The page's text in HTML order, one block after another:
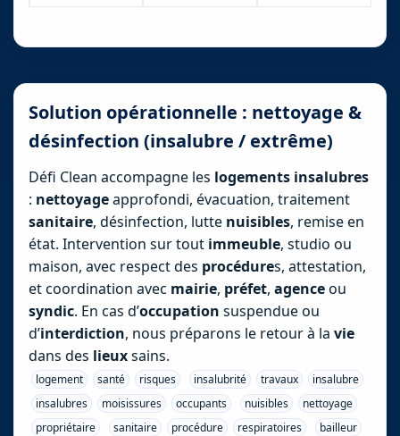
Solution opérationnelle : nettoyage &
désinfection (insalubre / extrême)
Défi Clean accompagne les logements insalubres
: nettoyageapprofondi, évacuation, traitement
sanitaire, désinfection, lutte nuisibles, remise en
état. Intervention sur tout immeuble, studio ou
maison, avec respect des procédures, attestation,
et coordination avec mairie, préfet, agenceou
syndic. En cas d’occupation suspendue ou
d’interdiction, nous préparons le retour à la vie
dans des lieuxsains.
logement santé risques insalubrité travaux
insalubre
insalubres
moisissures occupants nuisibles
nettoyage
propriétaire
sanitaire procédure respiratoires
bailleur